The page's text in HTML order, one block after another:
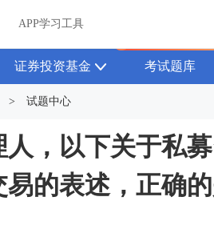
于我们 帮助中心
APP学习工具
证券投资基金 考试题库
> 试题中心
，以下关于私
的表述，正确